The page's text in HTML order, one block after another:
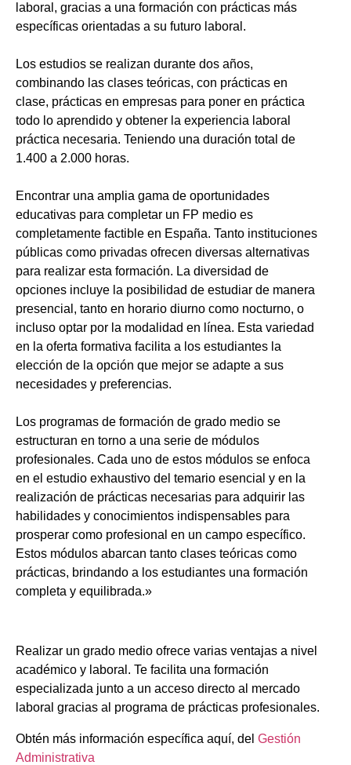
laboral, gracias a una formación con prácticas más
específicas orientadas a su futuro laboral.
Los estudios se realizan durante dos años,
combinando las clases teóricas, con prácticas en
clase, prácticas en empresas para poner en práctica
todo lo aprendido y obtener la experiencia laboral
práctica necesaria. Teniendo una duración total de
1.400 a 2.000 horas.
Encontrar una amplia gama de oportunidades
educativas para completar un FP medio es
completamente factible en España. Tanto instituciones
públicas como privadas ofrecen diversas alternativas
para realizar esta formación. La diversidad de
opciones incluye la posibilidad de estudiar de manera
presencial, tanto en horario diurno como nocturno, o
incluso optar por la modalidad en línea. Esta variedad
en la oferta formativa facilita a los estudiantes la
elección de la opción que mejor se adapte a sus
necesidades y preferencias.
Los programas de formación de grado medio se
estructuran en torno a una serie de módulos
profesionales. Cada uno de estos módulos se enfoca
en el estudio exhaustivo del temario esencial y en la
realización de prácticas necesarias para adquirir las
habilidades y conocimientos indispensables para
prosperar como profesional en un campo específico.
Estos módulos abarcan tanto clases teóricas como
prácticas, brindando a los estudiantes una formación
completa y equilibrada.»
Realizar un grado medio ofrece varias ventajas a nivel
académico y laboral. Te facilita una formación
especializada junto a un acceso directo al mercado
laboral gracias al programa de prácticas profesionales.
Obtén más información específica aquí, del Gestión
Administrativa